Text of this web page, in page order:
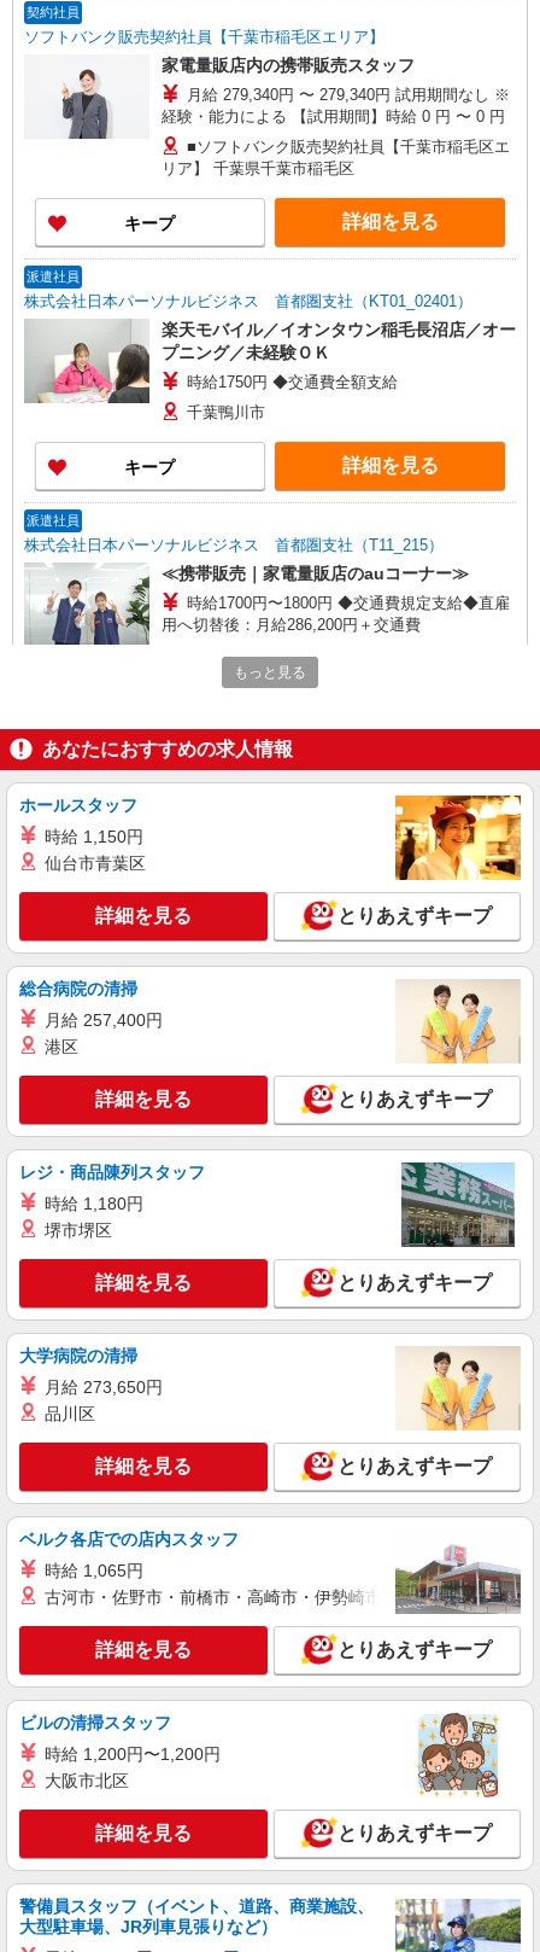
契約社員
ソフトバンク販売契約社員【千葉市稲毛区エリア】
家電量販店内の携帯販売スタッフ
月給 279,340円 〜 279,340円 試用期間なし ※
経験・能力による 【試用期間】時給 0 円 〜 0 円
■ソフトバンク販売契約社員【千葉市稲毛区エ
リア】 千葉県千葉市稲毛区
キープ 詳細を見る
派遣社員
株式会社日本パーソナルビジネス 首都圏支社（KT01_02401）
楽天モバイル／イオンタウン稲毛長沼店／オー
プニング／未経験ＯＫ
時給1750円 ◆交通費全額支給
千葉鴨川市
キープ 詳細を見る
派遣社員
株式会社日本パーソナルビジネス 首都圏支社（T11_215）
≪携帯販売｜家電量販店のauコーナー≫
時給1700円〜1800円 ◆交通費規定支給◆直雇
用へ切替後：月給286,200円＋交通費
千葉県千葉市稲毛区園生町
派遣社員
株式会社日本パーソナルビジネス 首都圏支社（T11_1199）
≪携帯販売｜家電量販店のソフトバンクコーナ
時給1500円 ◆交通費規定支給
千葉県千葉市稲毛区園生町
キープ 詳細を見る
派遣社員
株式会社日本パーソナルビジネス 首都圏支社（T11_1385）
≪携帯販売｜家電量販店のauコーナー≫
時給1700円〜1800円 ◆交通費規定支給◆直雇
用へ切替後：月給286,200円＋交通費
千葉県千葉市稲毛区長沼町
キープ 詳細を見る
株式会社日本パーソナルビジネス 首都圏支社（KT01_01413）
楽天モバイル／稲毛店／未経験ok／髪型自由
時給1600円 ◆一律交通費含む
詳細を見る
株式会社ケーズホールディングス
大卒：基本給 260,000円 短大・専門卒：基本
給 240,000円 高卒：基本給 225,000円 ※上記
は2026年4月実績。 ※経験・年齢などを考慮し、
時間外、家族、目標達成、資格 等
店舗名：オーツーパーク稲毛店 住所：千葉県
千葉市稲毛区園生町380-1 ※入社時の人員状況に
より、近隣の他店舗へ配属される可能性がござい
ます。 ※入社数年後は、関東全域（茨城県、東京
県）及び山梨県内での転居を伴う転勤がありま
キープ 詳細を見る
株式会社ケーズホールディングス
【2027年新卒採用】接客・販売スタッフ
【大卒】 基本給 260,000円 【短
大・専門卒】 基本給 240,000円 ※上記は2026
年4月実績。 ・各種手当 役職、通勤、時間外、家
族、目標達成、資格 等
※平
店舗名：オーツーパーク稲毛店 住所：千葉県
千葉市稲毛区園生町380-1 ※入社後は必ず、通勤
圏内の店舗へ配属 ※入社時の人員状況により、近
隣の他店舗へ配属される可能性がございます。 ※
詳細を見る
もっと見る
あなたにおすすめの求人情報
ホールスタッフ
時給 1,150円
仙台市青葉区
詳細を見る とりあえずキープ
総合病院の清掃
月給 257,400円
港区
詳細を見る とりあえずキープ
レジ・商品陳列スタッフ
時給 1,180円
堺市堺区
詳細を見る とりあえずキープ
大学病院の清掃
月給 273,650円
品川区
詳細を見る とりあえずキープ
ベルク各店での店内スタッフ
時給 1,065円
古河市・佐野市・前橋市・高崎市・伊勢崎市・太田市・館林市
詳細を見る とりあえずキープ
ビルの清掃スタッフ
時給 1,200円〜1,200円
大阪市北区
詳細を見る とりあえずキープ
警備員スタッフ（イベント、道路、商業施設、
大型駐車場、JR列車見張りなど）